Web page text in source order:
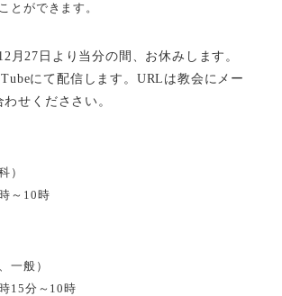
とができます。
月27日より当分の間、お休みします。
にて配信します。URLは教会にメー
せくだささい。
）
～10時
一般）
15分～10時